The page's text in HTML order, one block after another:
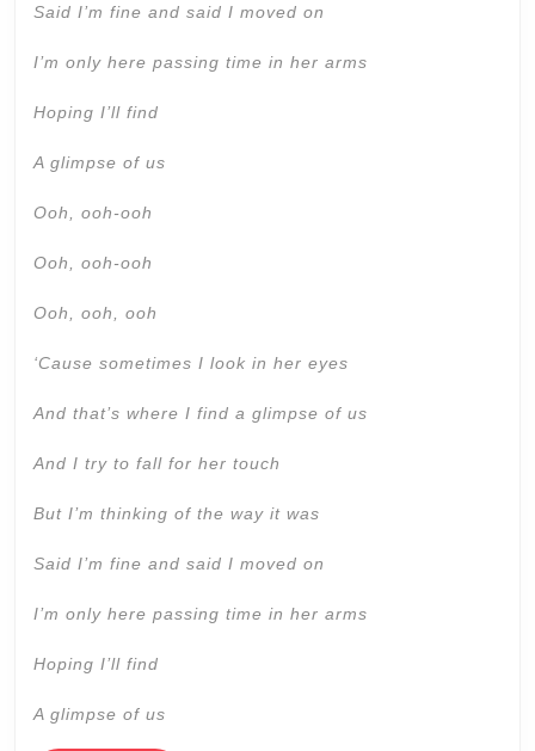
Said I’m fine and said I moved on
I’m only here passing time in her arms
Hoping I’ll find
A glimpse of us
Ooh, ooh-ooh
Ooh, ooh-ooh
Ooh, ooh, ooh
‘Cause sometimes I look in her eyes
And that’s where I find a glimpse of us
And I try to fall for her touch
But I’m thinking of the way it was
Said I’m fine and said I moved on
I’m only here passing time in her arms
Hoping I’ll find
A glimpse of us